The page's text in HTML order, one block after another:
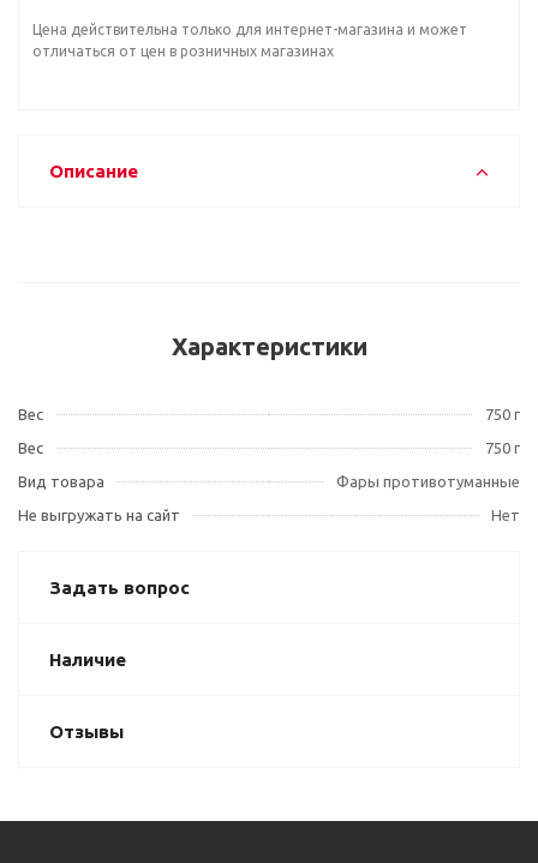
Цена действительна только для интернет-магазина и может
отличаться от цен в розничных магазинах
Описание
Характеристики
Вес
750 г
Вес
750 г
Вид товара
Фары противотуманные
Не выгружать на сайт
Нет
Задать вопрос
Наличие
Отзывы